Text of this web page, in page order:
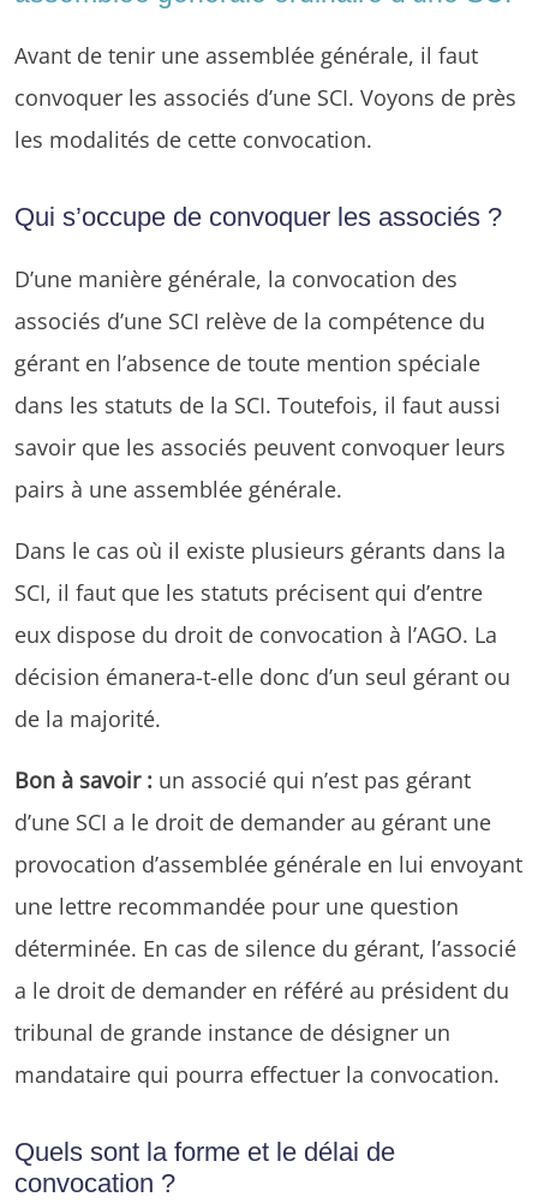
Avant de tenir une assemblée générale, il faut
convoquer les associés d’une SCI. Voyons de près
les modalités de cette convocation.
Qui s’occupe de convoquer les associés ?
D’une manière générale, la convocation des
associés d’une SCI relève de la compétence du
gérant en l’absence de toute mention spéciale
dans les statuts de la SCI. Toutefois, il faut aussi
savoir que les associés peuvent convoquer leurs
pairs à une assemblée générale.
Dans le cas où il existe plusieurs gérants dans la
SCI, il faut que les statuts précisent qui d’entre
eux dispose du droit de convocation à l’AGO. La
décision émanera-t-elle donc d’un seul gérant ou
de la majorité.
Bon à savoir : un associé qui n’est pas gérant
d’une SCI a le droit de demander au gérant une
provocation d’assemblée générale en lui envoyant
une lettre recommandée pour une question
déterminée. En cas de silence du gérant, l’associé
a le droit de demander en référé au président du
tribunal de grande instance de désigner un
mandataire qui pourra effectuer la convocation.
Quels sont la forme et le délai de
convocation ?